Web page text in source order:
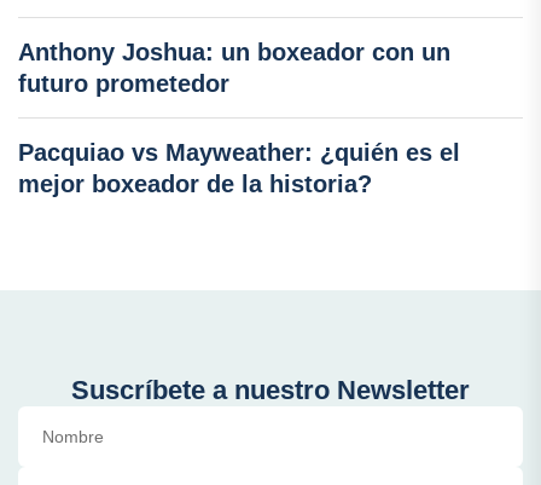
Anthony Joshua: un boxeador con un
futuro prometedor
Pacquiao vs Mayweather: ¿quién es el
mejor boxeador de la historia?
Suscríbete a nuestro Newsletter